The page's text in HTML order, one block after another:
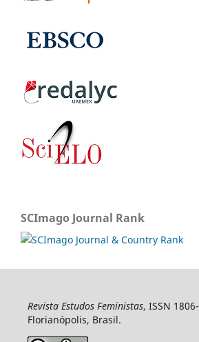
SCImago Journal Rank
Revista Estudos Feministas, ISSN
Florianópolis, Brasil.